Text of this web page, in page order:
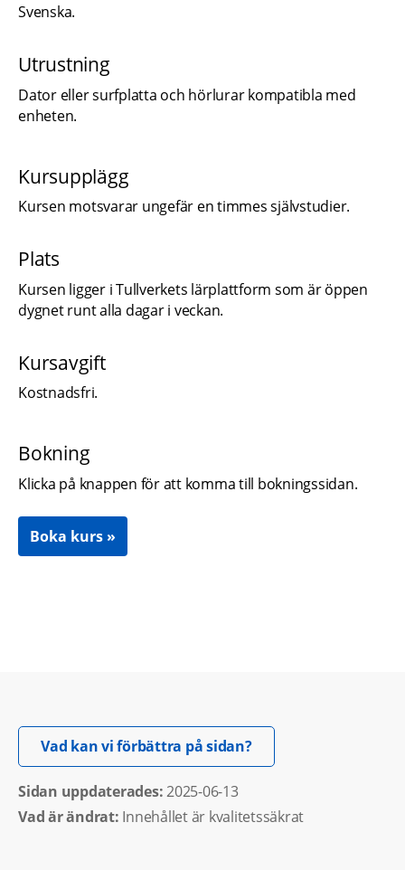
Svenska.
Utrustning
Dator eller surfplatta och hörlurar kompatibla med
enheten.
Kursupplägg
Kursen motsvarar ungefär en timmes självstudier.
Plats
Kursen ligger i Tullverkets lärplattform som är öppen
dygnet runt alla dagar i veckan.
Kursavgift
Kostnadsfri.
Bokning
Klicka på knappen för att komma till bokningssidan.
Boka kurs
Vad kan vi förbättra på sidan?Öppnas i nytt fönster.
Sidan uppdaterades: 2025-06-13
Vad är ändrat: Innehållet är kvalitetssäkrat